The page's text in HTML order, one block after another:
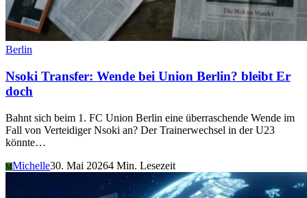
Berlin
Nsoki Transfer: Wende bei Union Berlin? bleibt Er
doch
Bahnt sich beim 1. FC Union Berlin eine überraschende Wende im
Fall von Verteidiger Nsoki an? Der Trainerwechsel in der U23
könnte…
MMichelle30. Mai 20264 Min. Lesezeit